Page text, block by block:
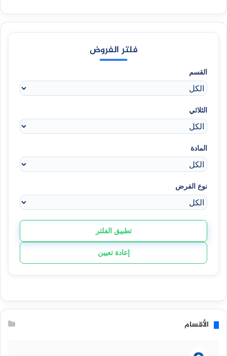
فلتر الفروض
القسم
الثلاثي
المادة
نوع الفرض
تطبيق الفلتر
إعادة تعيين
الأقسام